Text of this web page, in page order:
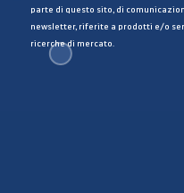
parte di questo sito, di
newsletter, riferite a prodotti e/o
ricerche di mercato.